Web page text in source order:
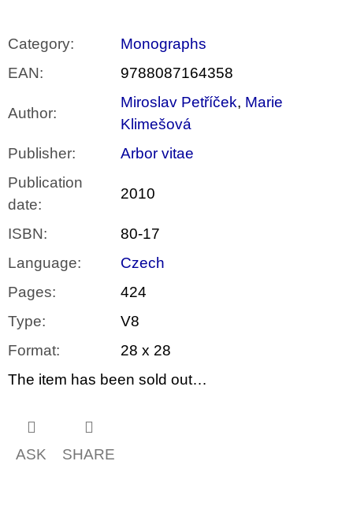
Category:
Monographs
EAN: 9788087164358
Author:
Miroslav Petříček, Marie
Klimešová
Publisher:
Arbor vitae
Publication
date:
2010
ISBN:
80-17
Language:
Czech
Pages:
424
Type:
V8
Format:
28 x 28
The item has been sold out…
ASK SHARE